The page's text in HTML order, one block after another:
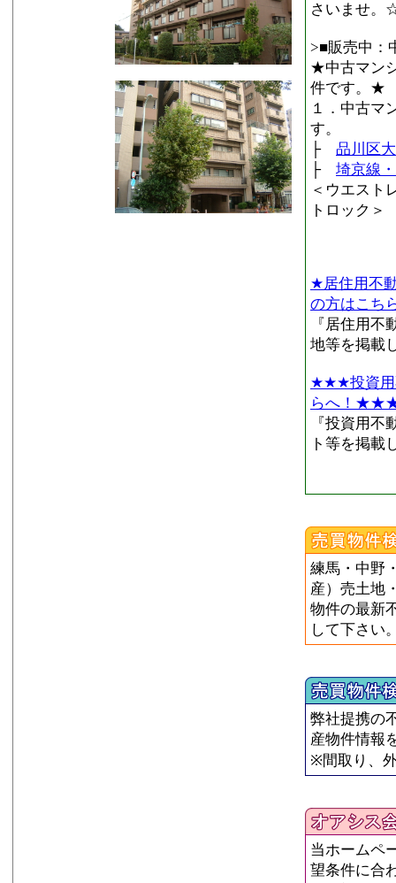
さいませ。
>■販売中：
★中古マン
件です。★
１．中古
す。
├ 品川区
├ 埼京線
＜ウエス
トロック＞
★居住用不
の方はこち
『居住用
地等を掲載
★★★投資用
らへ！
『投資用
ト等を掲載
練馬・中野
産）売土地
物件の最新
して下さい
弊社提携の
産物件情報
※間取り、
当ホームペ
望条件に合